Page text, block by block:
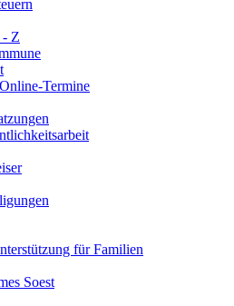
- Z
Termine
für Familien
Soest